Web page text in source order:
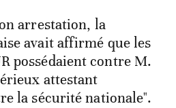
arrestation, la
avait affirmé que les
possédaient contre M.
attestant
la sécurité nationale".